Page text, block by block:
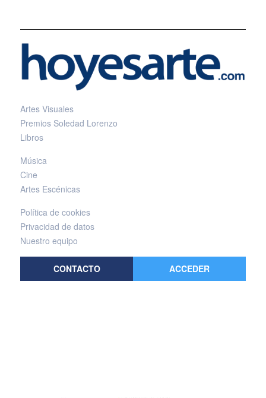
Artes Visuales
Premios Soledad Lorenzo
Libros
Música
Cine
Artes Escénicas
Política de cookies
Privacidad de datos
Nuestro equipo
CONTACTO ACCEDER